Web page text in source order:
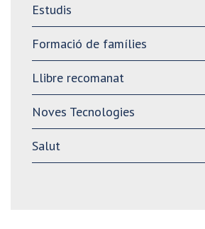
Estudis
Formació de famílies
Llibre recomanat
Noves Tecnologies
Salut